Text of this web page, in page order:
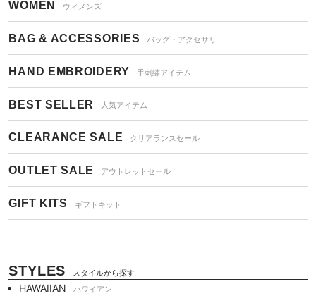
WOMEN ウィメンズ
BAG & ACCESSORIES バッグ・アクセサリ
HAND EMBROIDERY 手刺繍アイテム
BEST SELLER 人気アイテム
CLEARANCE SALE クリアランスセール
OUTLET SALE アウトレットセール
GIFT KITS ギフトキット
STYLES スタイルから探す
HAWAIIAN ハワイアン